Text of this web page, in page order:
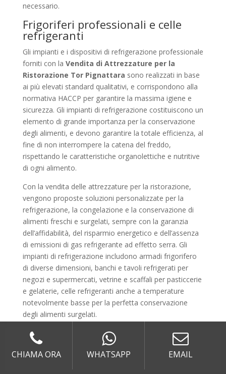
necessario.
Frigoriferi professionali e celle
refrigeranti
Gli impianti e i dispositivi di refrigerazione professionale
forniti con la Vendita di Attrezzature per la
Ristorazione Tor Pignattara sono realizzati in base
ai più elevati standard qualitativi, e corrispondono alla
normativa HACCP per garantire la massima igiene e
sicurezza. Gli impianti di refrigerazione costituiscono un
elemento di grande importanza per la conservazione
degli alimenti, e devono garantire la totale efficienza, al
fine di non interrompere la catena del freddo,
rispettando le caratteristiche organolettiche e nutritive
di ogni alimento.
Con la vendita delle attrezzature per la ristorazione,
vengono proposte soluzioni personalizzate per la
refrigerazione, la congelazione e la conservazione di
alimenti freschi e surgelati, sempre con la garanzia
dell’affidabilità, del risparmio energetico e dell’assenza
di emissioni di gas refrigerante ad effetto serra. Gli
impianti di refrigerazione includono armadi frigorifero
di diverse dimensioni, banchi e tavoli refrigerati per
negozi e supermercati, vetrine e scaffali per pasticcerie
e gelaterie, celle refrigeranti anche a temperature
notevolmente basse per la perfetta conservazione
degli alimenti surgelati.
Per i produttori e rivenditori di vini, vengono realizzate
celle apposite, dalla temperatura controllata e dal
grado di umidità ideale per la conservazione anche dei
vini più pregiati, e vetrine per l’esposizione che
CHIAMA ORA WHATSAPP EMAIL